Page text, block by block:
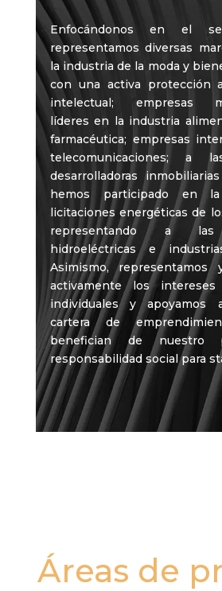
Enfocándonos en el
representamos diversas
la industria de la moda y
con una activa protección
intelectual; empresas
líderes en la industria
farmacéutica; empresas
telecomunicaciones; a
desarrolladoras
hemos participado en
licitaciones energéticas de
representando a las
hidroeléctricas e
Asimismo, representamos
activamente los
individuales y apoyamos
cartera de
benefician de nuestro
responsabilidad social para
Áreas de